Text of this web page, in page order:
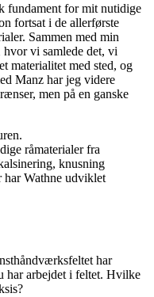
fundament for mit nutidige
fortsat i de allerførste
Sammen med min
vi samlede det, vi
materialitet med sted, og
Manz har jeg videre
men på en ganske
råmaterialer fra
knusning
har Wathne udviklet
har
har arbejdet i feltet. Hvilke